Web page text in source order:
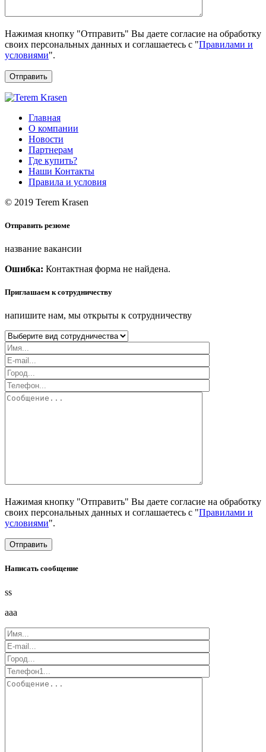
Нажимая кнопку "Отправить" Вы даете согласие на обработку
своих персональных данных и соглашаетесь с "Правилами и
условиями".
Отправить
Главная
О компании
Новости
Партнерам
Где купить?
Наши Контакты
Правила и условия
© 2019 Terem Krasen
Отправить резюме
название вакансии
Ошибка: Контактная форма не найдена.
Приглашаем к сотрудничеству
напишите нам, мы открыты к сотрудничеству
Нажимая кнопку "Отправить" Вы даете согласие на обработку
своих персональных данных и соглашаетесь с "Правилами и
условиями".
Написать сообщение
ss
aaa